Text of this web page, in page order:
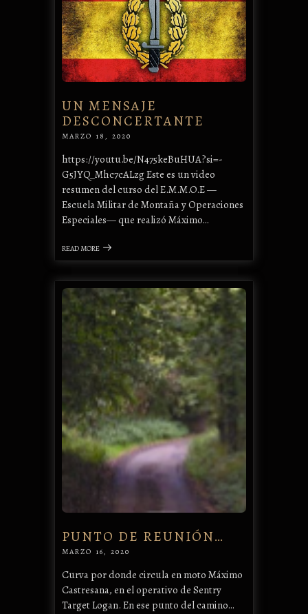
UN MENSAJE
DESCONCERTANTE
MARZO 18, 2020
https://youtu.be/N475keBuHUA?si=-
G5JYQ_Mhc7cALzg Este es un video
resumen del curso del E.M.M.O.E —
Escuela Militar de Montaña y Operaciones
Especiales— que realizó Máximo…
READ MORE
PUNTO DE REUNIÓN…
MARZO 16, 2020
Curva por donde circula en moto Máximo
Castresana, en el operativo de Sentry
Target Logan. En ese punto del camino…